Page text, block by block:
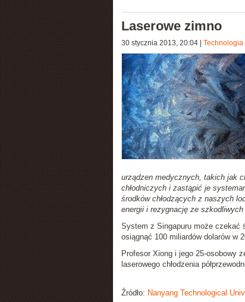
Laserowe zimno
30 stycznia 2013, 20:04| Technologia
urządzen medycznych, takich jak
chłodniczych i zastąpić je
środków chłodzących z naszych
energii i rezygnację ze szkodliwych
System z Singapuru może czekać
osiągnąć 100 miliardów dolarów w
Profesor Xiong i jego 25-osobowy
laserowego chłodzenia
Źródło: Nanyang Technological